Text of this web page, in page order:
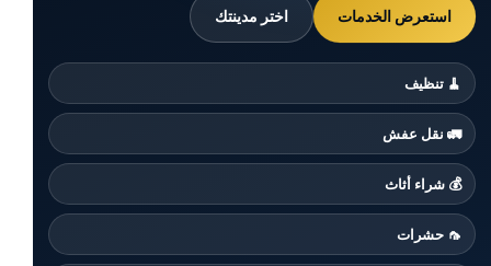
استعرض الخدمات اختر مدينتك
🧹 تنظيف
🚛 نقل عفش
💰 شراء أثاث
🦟 حشرات